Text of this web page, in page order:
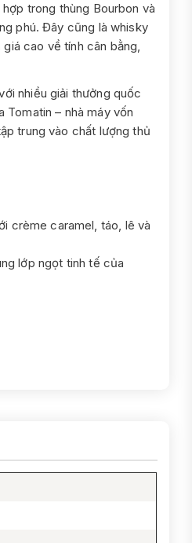
trong thùng Bourbon và
phú. Đây cũng là whisky
cao về tính cân bằng,
nhiều giải thưởng quốc
– nhà máy vốn
trung vào chất lượng thủ
crème caramel, táo, lê và
lớp ngọt tinh tế của